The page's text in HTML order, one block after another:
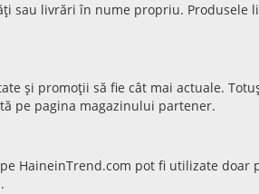
sau livrări în nume propriu.
și promoții să fie cât mai actuale.
pe pagina magazinului partener.
HaineinTrend.com pot fi utilizate doar